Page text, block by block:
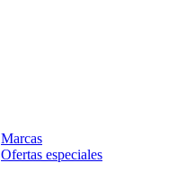
Marcas
Ofertas especiales